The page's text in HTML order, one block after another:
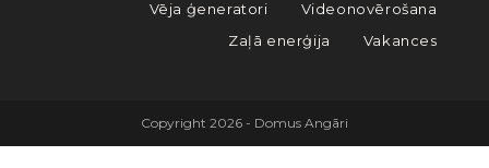
Vēja ģeneratori
Videonovērošana
Zaļā enerģija
Vakances
Copyright 2026 - Domus Angāri